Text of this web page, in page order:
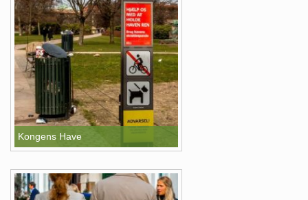
Kongens Have